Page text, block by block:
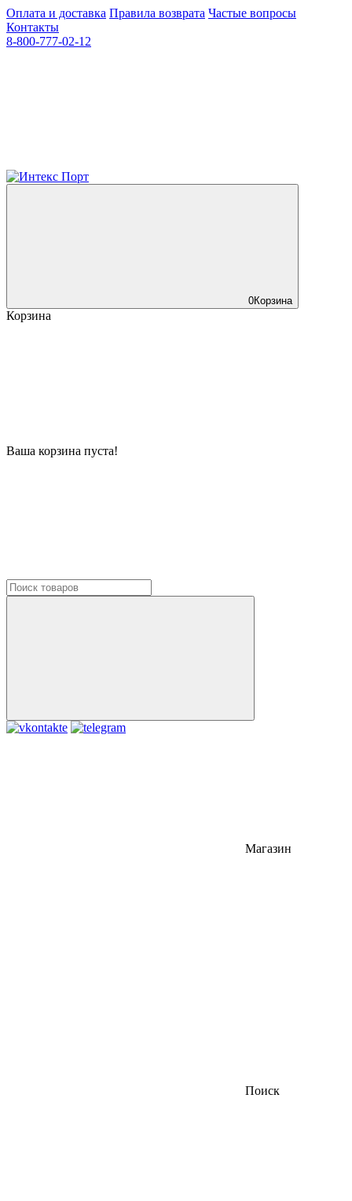
Оплата и доставка Правила возврата Частые вопросы
Контакты
8-800-777-02-12
0Корзина
Корзина
Ваша корзина пуста!
Магазин
Поиск